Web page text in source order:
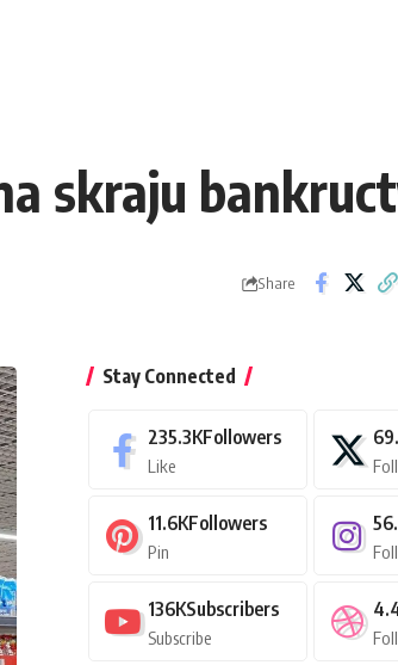
skraju
Share
Stay Connected
235.3KFollowers
Like
11.6KFollowers
Pin
136KSubscribers
Subscribe